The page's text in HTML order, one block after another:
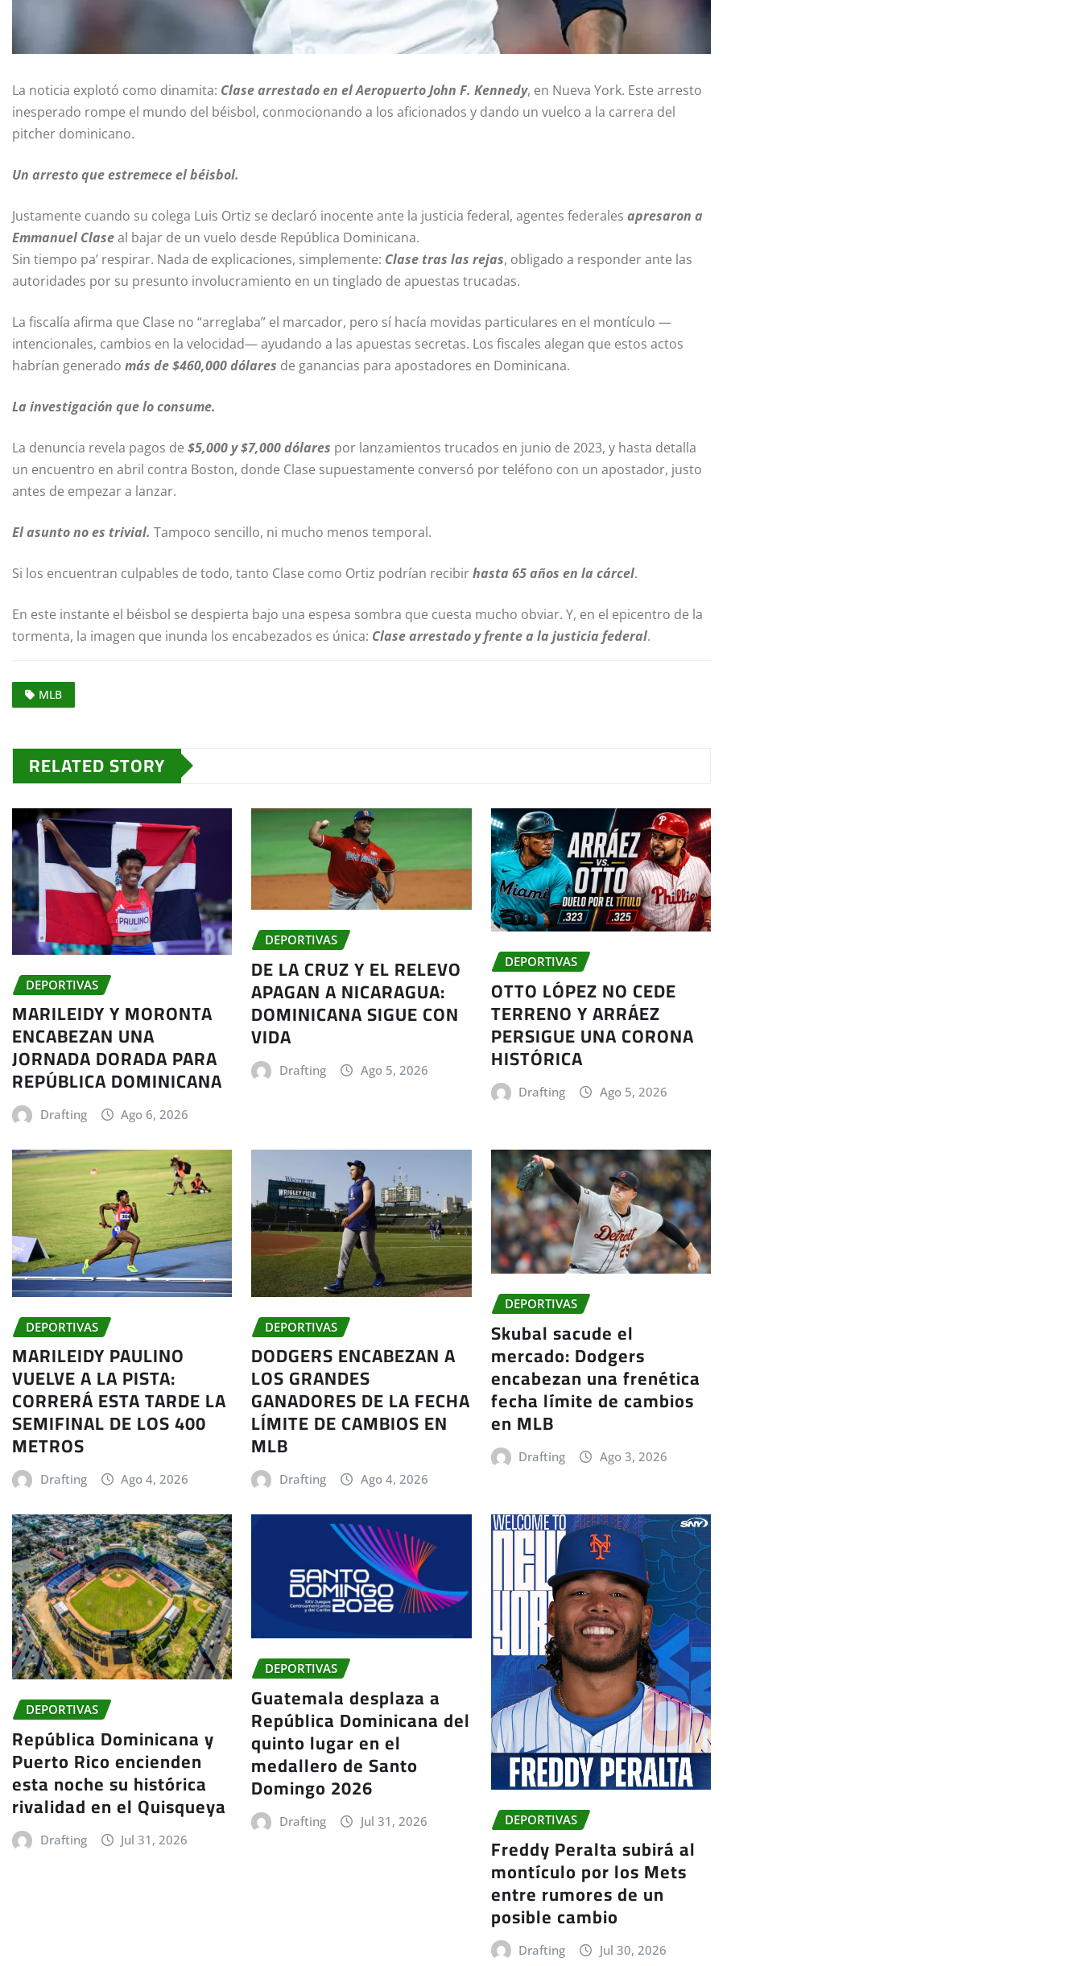
La noticia explotó como dinamita: Clase arrestado en el Aeropuerto John F. Kennedy, en Nueva York. Este arresto
inesperado rompe el mundo del béisbol, conmocionando a los aficionados y dando un vuelco a la carrera del
pitcher dominicano.
Un arresto que estremece el béisbol.
Justamente cuando su colega Luis Ortiz se declaró inocente ante la justicia federal, agentes federales apresaron a
Emmanuel Claseal bajar de un vuelo desde República Dominicana.
Sin tiempo pa’ respirar. Nada de explicaciones, simplemente: Clase tras las rejas, obligado a responder ante las
autoridades por su presunto involucramiento en un tinglado de apuestas trucadas.
La fiscalía afirma que Clase no “arreglaba” el marcador, pero sí hacía movidas particulares en el montículo —
intencionales, cambios en la velocidad— ayudando a las apuestas secretas. Los fiscales alegan que estos actos
habrían generado más de $460,000 dólares de ganancias para apostadores en Dominicana.
La investigación que lo consume.
La denuncia revela pagos de $5,000 y $7,000 dólares por lanzamientos trucados en junio de 2023, y hasta detalla
un encuentro en abril contra Boston, donde Clase supuestamente conversó por teléfono con un apostador, justo
antes de empezar a lanzar.
El asunto no es trivial. Tampoco sencillo, ni mucho menos temporal.
Si los encuentran culpables de todo, tanto Clase como Ortiz podrían recibirhasta 65 años en la cárcel.
En este instante el béisbol se despierta bajo una espesa sombra que cuesta mucho obviar. Y, en el epicentro de la
tormenta, la imagen que inunda los encabezados es única: Clase arrestado y frente a la justicia federal.
MLB
RELATED STORY
DEPORTIVAS
MARILEIDY Y MORONTA
ENCABEZAN UNA
JORNADA DORADA PARA
REPÚBLICA DOMINICANA
Drafting Ago 6, 2026
DEPORTIVAS
DE LA CRUZ Y EL RELEVO
APAGAN A NICARAGUA:
DOMINICANA SIGUE CON
VIDA
Drafting Ago 5, 2026
DEPORTIVAS
OTTO LÓPEZ NO CEDE
TERRENO Y ARRÁEZ
PERSIGUE UNA CORONA
HISTÓRICA
Drafting Ago 5, 2026
DEPORTIVAS
MARILEIDY PAULINO
VUELVE A LA PISTA:
CORRERÁ ESTA TARDE LA
SEMIFINAL DE LOS 400
METROS
Drafting Ago 4, 2026
DEPORTIVAS
DODGERS ENCABEZAN A
LOS GRANDES
GANADORES DE LA FECHA
LÍMITE DE CAMBIOS EN
MLB
Drafting Ago 4, 2026
DEPORTIVAS
Skubal sacude el
mercado: Dodgers
encabezan una frenética
fecha límite de cambios
en MLB
Drafting Ago 3, 2026
DEPORTIVAS
República Dominicana y
Puerto Rico encienden
esta noche su histórica
rivalidad en el Quisqueya
Drafting Jul 31, 2026
DEPORTIVAS
Guatemala desplaza a
República Dominicana del
quinto lugar en el
medallero de Santo
Domingo 2026
Drafting Jul 31, 2026 DEPORTIVAS
Freddy Peralta subirá al
montículo por los Mets
entre rumores de un
posible cambio
Drafting Jul 30, 2026